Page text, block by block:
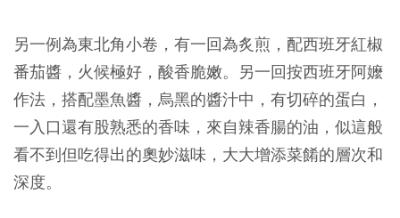
另一例為東北角小卷，有一回為炙煎，配西班牙紅椒
番茄醬，火候極好，酸香脆嫩。另一回按西班牙阿嬤
作法，搭配墨魚醬，烏黑的醬汁中，有切碎的蛋白，
一入口還有股熟悉的香味，來自辣香腸的油，似這般
看不到但吃得出的奧妙滋味，大大增添菜餚的層次和
深度。